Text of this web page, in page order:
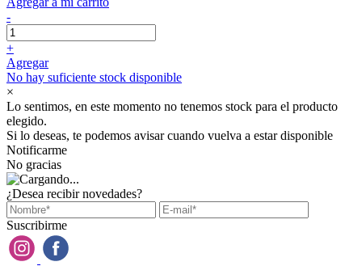
-
+
Agregar
No hay suficiente stock disponible
×
Lo sentimos, en este momento no tenemos stock para el producto
elegido.
Si lo deseas, te podemos avisar cuando vuelva a estar disponible
Notificarme
No gracias
¿Desea recibir novedades?
Suscribirme